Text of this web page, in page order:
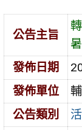
公告主旨
發佈日期
發佈單位
公告類別